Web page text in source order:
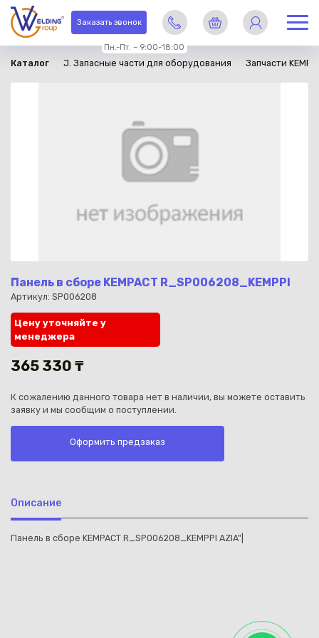
Заказать звонок
Пн.-Пт. – 9:00-18:00
Каталог J. Запасные части для оборудования Запчасти KEMPPI
Панель в сборе KEMPACT R_SP006208_KEMPPI
Артикул: SP006208
в наличии
Цену уточняйте у
менеджера
365 330 ₸
К сожалению данного товара нет в наличии, вы можете оставить
заявку и мы сообщим о поступлении.
Оформить предзаказ
Описание
Панель в сборе KEMPACT R_SP006208_KEMPPI AZIA"|